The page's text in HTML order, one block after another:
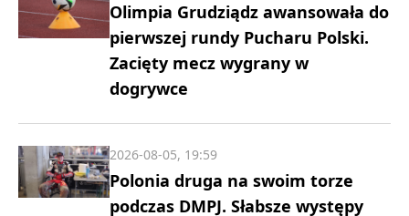
Olimpia Grudziądz awansowała do
pierwszej rundy Pucharu Polski.
Zacięty mecz wygrany w
dogrywce
Polonia druga na swoim torze
podczas DMPJ. Słabsze występy
2026-08-05, 19:59